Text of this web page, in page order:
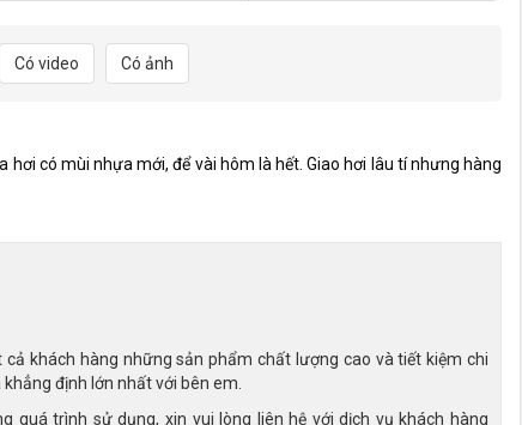
thép, đảm bảo độ bền và khả năng chịu lực tốt. Tay lái của
cảm giác thoải mái cho người lái, đặc biệt trong những
đĩa cơ, cung cấp khả năng phản hồi nhanh chóng và lực
giảm tốc trên địa hình trơn trượt.
cảm giác chấn động khi đi trên các địa hình gập ghềnh,
Có video Có ảnh
có mùi nhựa mới, để vài hôm là hết. Giao hơi lâu tí nhưng hàng
khách hàng những sản phẩm chất lượng cao và tiết kiệm chi
định lớn nhất với bên em.
quá trình sử dụng, xin vui lòng liên hệ với dịch vụ khách hàng